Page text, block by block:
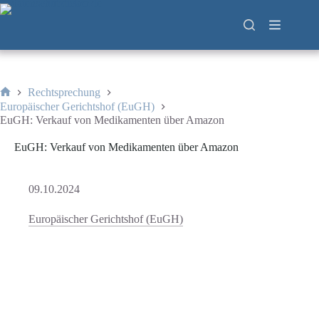
Zum
Inhalt
Start
Rechtsprechung
Europäischer Gerichtshof (EuGH)
EuGH: Verkauf von Medikamenten über Amazon
EuGH: Verkauf von Medikamenten über Amazon
09.10.2024
Europäischer Gerichtshof (EuGH)